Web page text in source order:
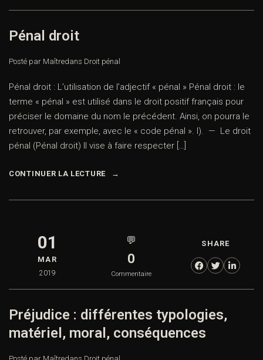
Pénal droit
Posté par Maîtredans Droit pénal
Pénal droit : L’utilisation de l’adjectif « pénal » Pénal droit : le
terme « pénal » est utilisé dans le droit positif français pour
préciser le domaine du nom le précédent. Ainsi, on pourra le
retrouver, par exemple, avec le « code pénal ». I). — Le droit
pénal (Pénal droit) Il vise à faire respecter […]
CONTINUER LA LECTURE
01
MAR
2019
💬
0
Commentaire
SHARE
Préjudice : différentes typologies,
matériel, moral, conséquences